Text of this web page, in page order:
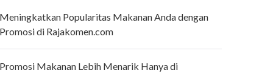
Popularitas Makanan Anda dengan
di Rajakomen.com
Makanan Lebih Menarik Hanya di